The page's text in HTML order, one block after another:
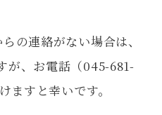
の連絡がない場合は、
が、お電話（045-681-
ますと幸いです。